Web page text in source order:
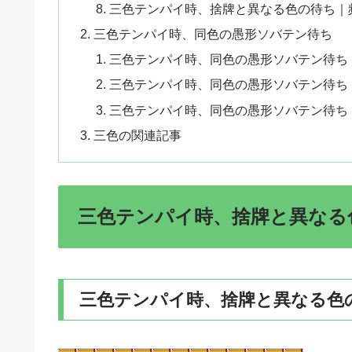
三色テンパイ時、捨牌と異なる色の待ち｜
三色テンパイ時、同色の愚形ソバテン待ち
三色テンパイ時、同色の愚形ソバテン待
三色テンパイ時、同色の愚形ソバテン待
三色テンパイ時、同色の愚形ソバテン待
三色の関連記事
三色テンパイ時、捨牌と異な
三色テンパイ時、捨牌と異なる